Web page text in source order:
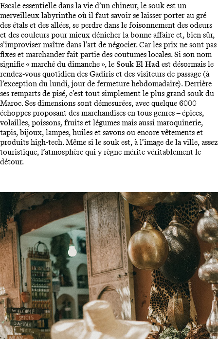
Escale essentielle dans la vie d’un chineur, le souk est un
merveilleux labyrinthe où il faut savoir se laisser porter au gré
des étals et des allées, se perdre dans le foisonnement des odeurs
et des couleurs pour mieux dénicher la bonne affaire et, bien sûr,
s’improviser maître dans l’art de négocier. Car les prix ne sont pas
fixes et marchander fait partie des coutumes locales. Si son nom
signifie « marché du dimanche », le Souk El Had est désormais le
rendez-vous quotidien des Gadiris et des visiteurs de passage (à
l’exception du lundi, jour de fermeture hebdomadaire). Derrière
ses remparts de pisé, c’est tout simplement le plus grand souk du
Maroc. Ses dimensions sont démesurées, avec quelque 6000
échoppes proposant des marchandises en tous genres – épices,
volailles, poissons, fruits et légumes mais aussi maroquinerie,
tapis, bijoux, lampes, huiles et savons ou encore vêtements et
produits high-tech. Même si le souk est, à l’image de la ville, assez
touristique, l’atmosphère qui y règne mérite véritablement le
détour.